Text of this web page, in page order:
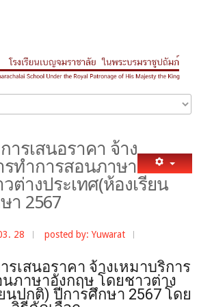
ารเสนอราคา จ้าง
รทำการสอนภาษา
ต่างประเทศ(ห้องเรียน
า 2567
28
posted by: Yuwarat
รเสนอราคา จ้างเหมาบริการ
ภาษาอังกฤษ โดยชาวต่าง
นปกติ) ปีการศึกษา 2567 โดย